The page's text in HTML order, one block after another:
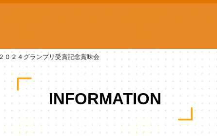
０２４グランプリ受賞記念賞味会
INFORMATION